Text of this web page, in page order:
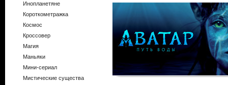
Инопланетяне
Короткометражка
Космос
Кроссовер
Магия
Маньяки
Мини-сериал
Мистические существа